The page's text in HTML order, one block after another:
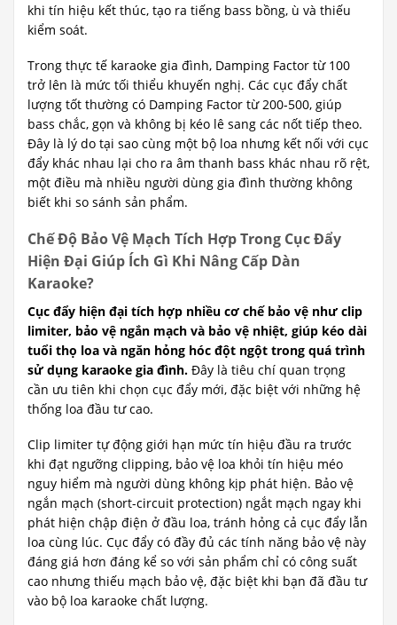
khi tín hiệu kết thúc, tạo ra tiếng bass bồng, ù và thiếu
kiểm soát.
Trong thực tế karaoke gia đình, Damping Factor từ 100
trở lên là mức tối thiểu khuyến nghị. Các cục đẩy chất
lượng tốt thường có Damping Factor từ 200-500, giúp
bass chắc, gọn và không bị kéo lê sang các nốt tiếp theo.
Đây là lý do tại sao cùng một bộ loa nhưng kết nối với cục
đẩy khác nhau lại cho ra âm thanh bass khác nhau rõ rệt,
một điều mà nhiều người dùng gia đình thường không
biết khi so sánh sản phẩm.
Chế Độ Bảo Vệ Mạch Tích Hợp Trong Cục Đẩy
Hiện Đại Giúp Ích Gì Khi Nâng Cấp Dàn
Karaoke?
Cục đẩy hiện đại tích hợp nhiều cơ chế bảo vệ như clip
limiter, bảo vệ ngắn mạch và bảo vệ nhiệt, giúp kéo dài
tuổi thọ loa và ngăn hỏng hóc đột ngột trong quá trình
sử dụng karaoke gia đình. Đây là tiêu chí quan trọng
cần ưu tiên khi chọn cục đẩy mới, đặc biệt với những hệ
thống loa đầu tư cao.
Clip limiter tự động giới hạn mức tín hiệu đầu ra trước
khi đạt ngưỡng clipping, bảo vệ loa khỏi tín hiệu méo
nguy hiểm mà người dùng không kịp phát hiện. Bảo vệ
ngắn mạch (short-circuit protection) ngắt mạch ngay khi
phát hiện chập điện ở đầu loa, tránh hỏng cả cục đẩy lẫn
loa cùng lúc. Cục đẩy có đầy đủ các tính năng bảo vệ này
đáng giá hơn đáng kể so với sản phẩm chỉ có công suất
cao nhưng thiếu mạch bảo vệ, đặc biệt khi bạn đã đầu tư
vào bộ loa karaoke chất lượng.